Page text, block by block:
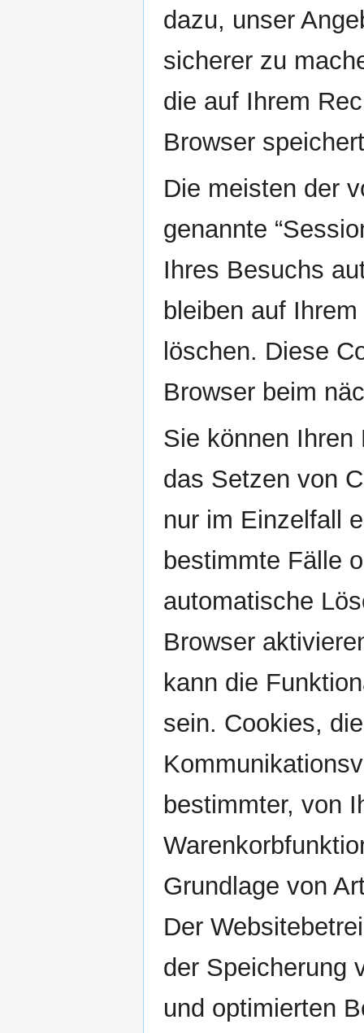
dazu, unser
sicherer zu
die auf Ihrem
Browser
Die meisten der
genannte
Ihres Besuchs
bleiben auf
löschen. Diese
Browser beim
Sie können
das Setzen von
nur im Einzelfall
bestimmte Fälle
automatische
Browser
kann die
sein. Cookies,
bestimmter, von
Grundlage von
Der
der Speicherung
und optimierten